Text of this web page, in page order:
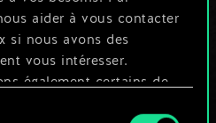
aider à vous contacter
si nous avons des
vous intéresser.
également certains de
et créer un guide
le jeu